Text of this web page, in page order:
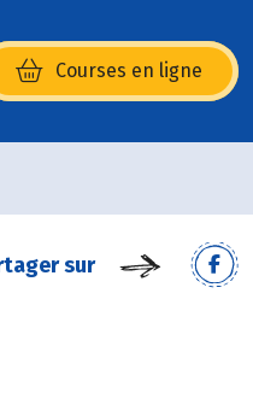
Courses en ligne
sur